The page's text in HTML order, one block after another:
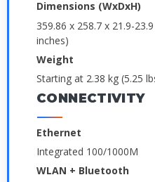
Dimensions (WxDxH)
359.86 x 258.7 x 21.9-
inches)
Weight
Starting at 2.38 kg (5.25
CONNECTIVITY
Ethernet
Integrated 100/1000M
WLAN + Bluetooth